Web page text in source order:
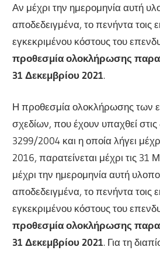
Αν μέχρι την ημερομηνία αυτή
αποδεδειγμένα, το πενήντα τοις
εγκεκριμένου κόστους του
προθεσμία ολοκλήρωσης
31 Δεκεμβρίου 2021.
Η προθεσμία ολοκλήρωσης των
σχεδίων, που έχουν υπαχθεί στις
3299/2004 και η οποία λήγει
2016, παρατείνεται μέχρι τις 31
μέχρι την ημερομηνία αυτή
αποδεδειγμένα, το πενήντα τοις
εγκεκριμένου κόστους του
προθεσμία ολοκλήρωσης
31 Δεκεμβρίου 2021. Για τη